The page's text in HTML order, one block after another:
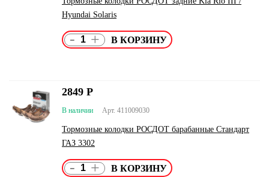
Hyundai Solaris
- +
Арт. 411009030
В наличии
Тормозные колодки РОСДОТ барабанные Стандарт
ГАЗ 3302
2849 Р
- +